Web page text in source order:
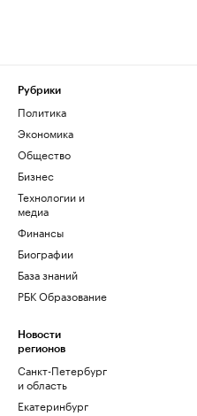
Рубрики
Политика
Экономика
Общество
Бизнес
Технологии и
медиа
Финансы
Биографии
База знаний
РБК Образование
Новости
регионов
Санкт-Петербург
и область
Екатеринбург